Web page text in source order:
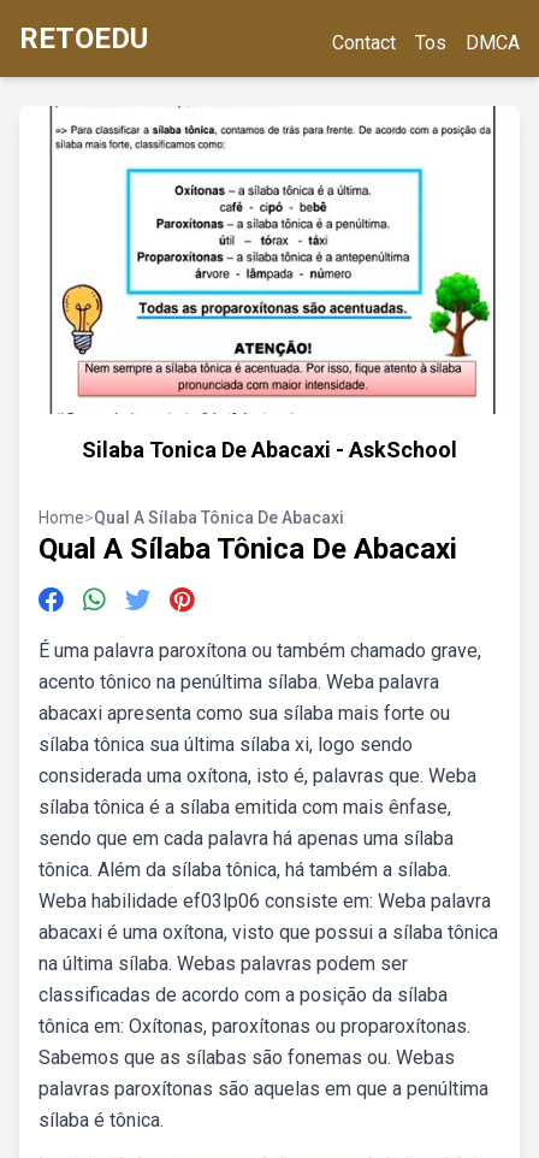
RETOEDU Contact Tos DMCA
Silaba Tonica De Abacaxi - AskSchool
Home>Qual A Sílaba Tônica De Abacaxi
Qual A Sílaba Tônica De Abacaxi
É uma palavra paroxítona ou também chamado grave,
acento tônico na penúltima sílaba. Weba palavra
abacaxi apresenta como sua sílaba mais forte ou
sílaba tônica sua última sílaba xi, logo sendo
considerada uma oxítona, isto é, palavras que. Weba
sílaba tônica é a sílaba emitida com mais ênfase,
sendo que em cada palavra há apenas uma sílaba
tônica. Além da sílaba tônica, há também a sílaba.
Weba habilidade ef03lp06 consiste em: Weba palavra
abacaxi é uma oxítona, visto que possui a sílaba tônica
na última sílaba. Webas palavras podem ser
classificadas de acordo com a posição da sílaba
tônica em: Oxítonas, paroxítonas ou proparoxítonas.
Sabemos que as sílabas são fonemas ou. Webas
palavras paroxítonas são aquelas em que a penúltima
sílaba é tônica.